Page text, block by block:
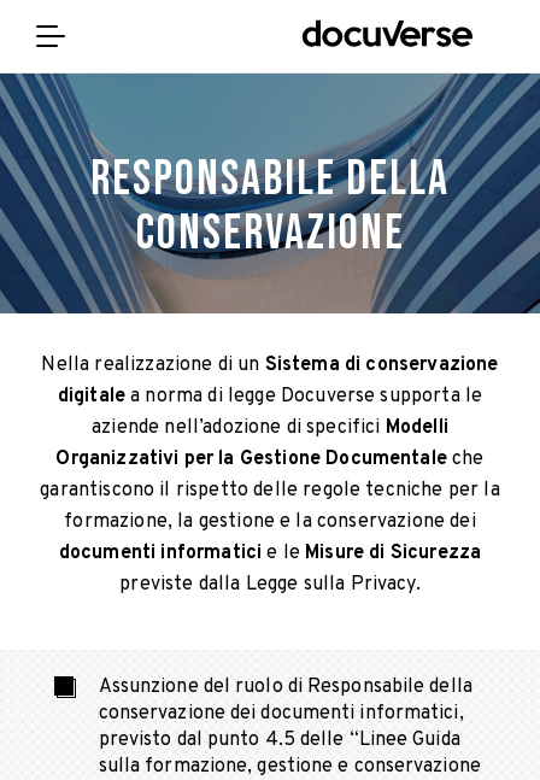
Responsabile della
conservazione
Nella realizzazione di un Sistema di conservazione
digitale a norma di legge Docuverse supporta le
aziende nell’adozione di specifici Modelli
Organizzativi per la Gestione Documentaleche
garantiscono il rispetto delle regole tecniche per la
formazione, la gestione e la conservazione dei
documenti informatici e le Misure di Sicurezza
previste dalla Legge sulla Privacy.
Assunzione del ruolo di Responsabile della
conservazione dei documenti informatici,
previsto dal punto 4.5 delle “Linee Guida
sulla formazione, gestione e conservazione